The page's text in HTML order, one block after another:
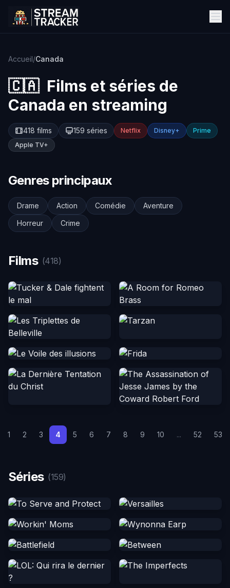
Accueil/Canada
🇨🇦 Films et séries de
Canada en streaming
418 films 159 séries Netflix Disney+
Prime
Apple TV+
Genres principaux
Drame Action Comédie
Aventure
Horreur
Crime
Films (418)
1 2 3 4 5 6 7 8 9 10 ... 52 53
Séries (159)